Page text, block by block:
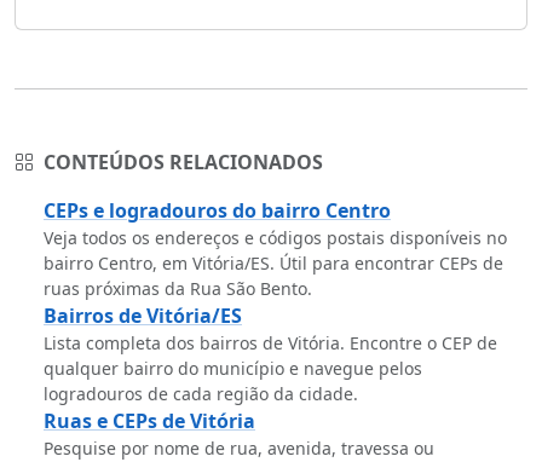
CONTEÚDOS RELACIONADOS
CEPs e logradouros do bairro Centro
Veja todos os endereços e códigos postais disponíveis no
bairro Centro, em Vitória/ES. Útil para encontrar CEPs de
ruas próximas da Rua São Bento.
Bairros de Vitória/ES
Lista completa dos bairros de Vitória. Encontre o CEP de
qualquer bairro do município e navegue pelos
logradouros de cada região da cidade.
Ruas e CEPs de Vitória
Pesquise por nome de rua, avenida, travessa ou